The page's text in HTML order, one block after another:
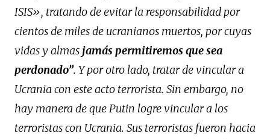
ISIS», tratando de evitar la responsabilidad por
cientos de miles de ucranianos muertos, por cuyas
vidas y almas jamás permitiremos que sea
perdonado”. Y por otro lado, tratar de vincular a
Ucrania con este acto terrorista. Sin embargo, no
hay manera de que Putin logre vincular a los
terroristas con Ucrania. Sus terroristas fueron hacia